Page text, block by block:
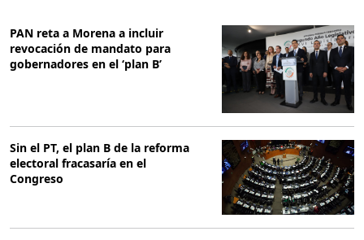
PAN reta a Morena a incluir
revocación de mandato para
gobernadores en el ‘plan B’
Sin el PT, el plan B de la reforma
electoral fracasaría en el
Congreso